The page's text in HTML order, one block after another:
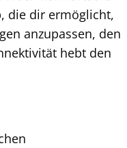
die dir ermöglicht,
anzupassen, den
hebt den